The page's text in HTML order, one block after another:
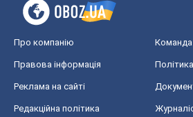
Про компанію Команда
Правова інформація
Реклама на сайті
Редакційна політика